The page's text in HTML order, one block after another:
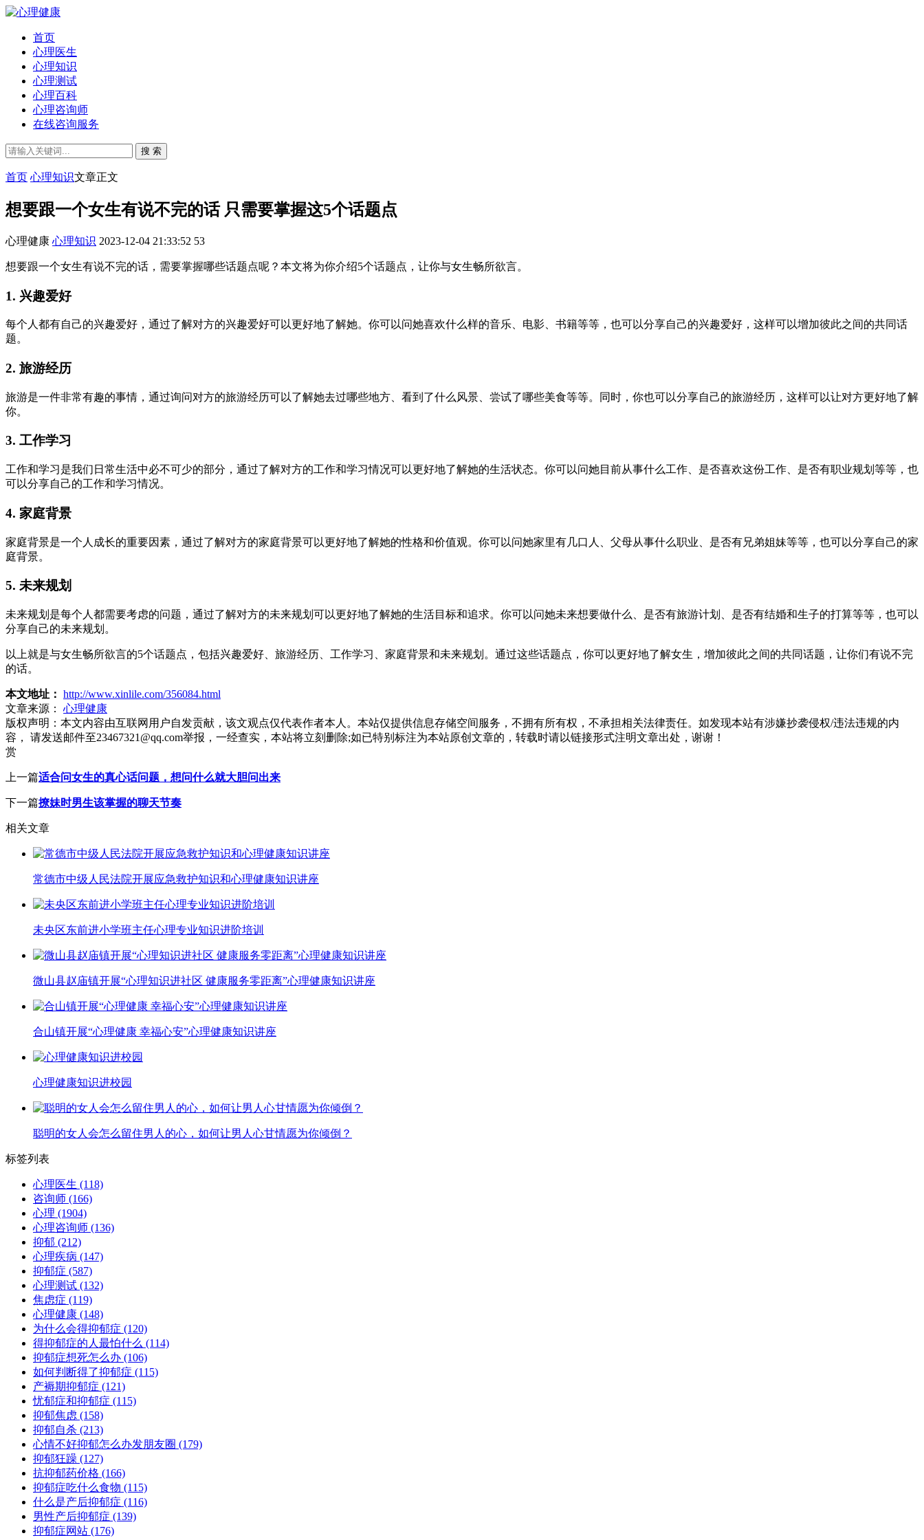
首页
心理医生
心理知识
心理测试
心理百科
心理咨询师
在线咨询服务
搜 索
首页 心理知识文章正文
想要跟一个女生有说不完的话 只需要掌握这5个话题点
心理健康 心理知识 2023-12-04 21:33:52 53
想要跟一个女生有说不完的话，需要掌握哪些话题点呢？本文将为你介绍5个话题点，让你与女生畅所欲言。
1. 兴趣爱好
每个人都有自己的兴趣爱好，通过了解对方的兴趣爱好可以更好地了解她。你可以问她喜欢什么样的音乐、电影、书籍等等，也可以分享自己的兴趣爱好，这样可以增加彼此之间的共同话
题。
2. 旅游经历
旅游是一件非常有趣的事情，通过询问对方的旅游经历可以了解她去过哪些地方、看到了什么风景、尝试了哪些美食等等。同时，你也可以分享自己的旅游经历，这样可以让对方更好地了解
你。
3. 工作学习
工作和学习是我们日常生活中必不可少的部分，通过了解对方的工作和学习情况可以更好地了解她的生活状态。你可以问她目前从事什么工作、是否喜欢这份工作、是否有职业规划等等，也
可以分享自己的工作和学习情况。
4. 家庭背景
家庭背景是一个人成长的重要因素，通过了解对方的家庭背景可以更好地了解她的性格和价值观。你可以问她家里有几口人、父母从事什么职业、是否有兄弟姐妹等等，也可以分享自己的家
庭背景。
5. 未来规划
未来规划是每个人都需要考虑的问题，通过了解对方的未来规划可以更好地了解她的生活目标和追求。你可以问她未来想要做什么、是否有旅游计划、是否有结婚和生子的打算等等，也可以
分享自己的未来规划。
以上就是与女生畅所欲言的5个话题点，包括兴趣爱好、旅游经历、工作学习、家庭背景和未来规划。通过这些话题点，你可以更好地了解女生，增加彼此之间的共同话题，让你们有说不完
的话。
本文地址： http://www.xinlile.com/356084.html
文章来源：
心理健康
版权声明： 本文内容由互联网用户自发贡献，该文观点仅代表作者本人。本站仅提供信息存储空间服务，不拥有所有权，不承担相关法律责任。如发现本站有涉嫌抄袭侵权/违法违规的内
容， 请发送邮件至23467321@qq.com举报，一经查实，本站将立刻删除;如已特别标注为本站原创文章的，转载时请以链接形式注明文章出处，谢谢！
赏
上一篇适合问女生的真心话问题，想问什么就大胆问出来
下一篇撩妹时男生该掌握的聊天节奏
相关文章
常德市中级人民法院开展应急救护知识和心理健康知识讲座
未央区东前进小学班主任心理专业知识进阶培训
微山县赵庙镇开展“心理知识进社区 健康服务零距离”心理健康知识讲座
合山镇开展“心理健康 幸福心安”心理健康知识讲座
心理健康知识进校园
聪明的女人会怎么留住男人的心，如何让男人心甘情愿为你倾倒？
标签列表
心理医生 (118)
咨询师 (166)
心理 (1904)
心理咨询师 (136)
抑郁 (212)
心理疾病 (147)
抑郁症 (587)
心理测试 (132)
焦虑症 (119)
心理健康 (148)
为什么会得抑郁症 (120)
得抑郁症的人最怕什么 (114)
抑郁症想死怎么办 (106)
如何判断得了抑郁症 (115)
产褥期抑郁症 (121)
忧郁症和抑郁症 (115)
抑郁焦虑 (158)
抑郁自杀 (213)
心情不好抑郁怎么办发朋友圈 (179)
抑郁狂躁 (127)
抗抑郁药价格 (166)
抑郁症吃什么食物 (115)
什么是产后抑郁症 (116)
男性产后抑郁症 (139)
抑郁症网站 (176)